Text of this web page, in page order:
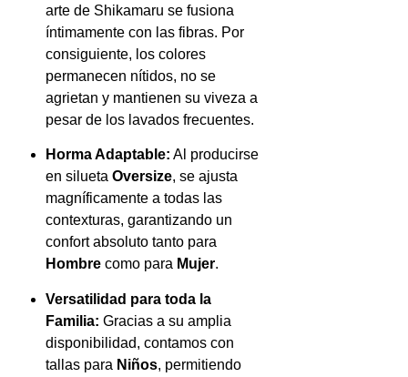
arte de Shikamaru se fusiona
íntimamente con las fibras. Por
consiguiente, los colores
permanecen nítidos, no se
agrietan y mantienen su viveza a
pesar de los lavados frecuentes.
Horma Adaptable: Al producirse
en silueta Oversize, se ajusta
magníficamente a todas las
contexturas, garantizando un
confort absoluto tanto para
Hombre como para Mujer.
Versatilidad para toda la
Familia: Gracias a su amplia
disponibilidad, contamos con
tallas para Niños, permitiendo